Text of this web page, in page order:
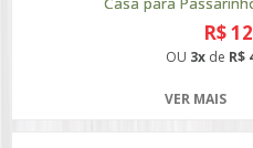
R$
OU 3x de R$
VER MAIS